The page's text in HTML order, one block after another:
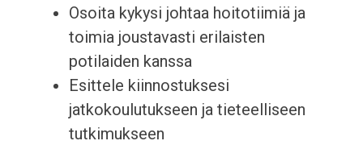
Osoita kykysi johtaa hoitotiimiä ja
toimia joustavasti erilaisten
potilaiden kanssa
Esittele kiinnostuksesi
jatkokoulutukseen ja tieteelliseen
tutkimukseen